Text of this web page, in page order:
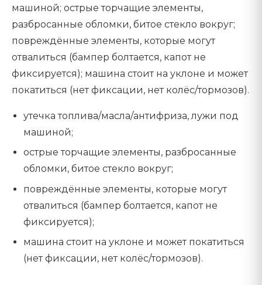
машиной; острые торчащие элементы,
разбросанные обломки, битое стекло вокруг;
повреждённые элементы, которые могут
отвалиться (бампер болтается, капот не
фиксируется); машина стоит на уклоне и может
покатиться (нет фиксации, нет колёс/тормозов).
утечка топлива/масла/антифриза, лужи под
машиной;
острые торчащие элементы, разбросанные
обломки, битое стекло вокруг;
повреждённые элементы, которые могут
отвалиться (бампер болтается, капот не
фиксируется);
машина стоит на уклоне и может покатиться
(нет фиксации, нет колёс/тормозов).